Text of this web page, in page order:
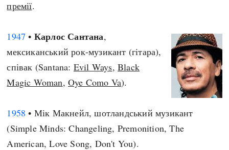
премії.
1947 • Карлос Сантана,
мексиканський рок-музикант (гітара),
співак (Santana: Evil Ways,Black
Magic Woman,Oye Como Va).
1958 • Мік Макнейл, шотландський музикант
(Simple Minds: Changeling, Premonition, The
American, Love Song, Don't You).